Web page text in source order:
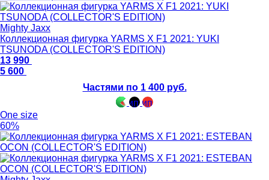
Mighty Jaxx
Коллекционная фигурка YARMS X F1 2021: YUKI
TSUNODA (COLLECTOR'S EDITION)
13 990
5 600
Частями по 1 400 руб.
One size
60%